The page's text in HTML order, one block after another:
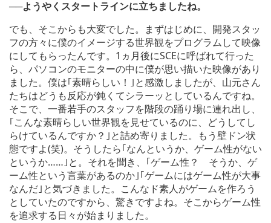
──ようやくスタートラインに立ちましたね。
でも、そこからも大変でした。まずはじめに、開発スタッ
フの方々に僕のイメージする世界観をプログラムして映像
にしてもらったんです。1ヵ月後にSCEに呼ばれて行った
ら、パソコンのモニターの中に僕が思い描いた映像があり
ました。僕は｢素晴らしい！｣と感激しましたが、山元さん
たちはどうも反応が鈍くてシラーッとしているんですね。
そこで、一番若手のスタッフを階段の踊り場に連れ出し、
｢こんな素晴らしい世界観を見せているのに、どうしてし
らけているんですか？｣と詰め寄りました。もう壁ドン状
態ですよ(笑)。そうしたら｢なんというか、ゲーム性がない
というか……｣と。それを聞き、｢ゲーム性？ そうか、ゲ
ーム性という言葉があるのか｣｢ゲームにはゲーム性が大事
なんだ｣と気づきました。こんなド素人がゲームを作ろう
としていたのですから、驚きですよね。そこからゲーム性
を追求する日々が始まりました。